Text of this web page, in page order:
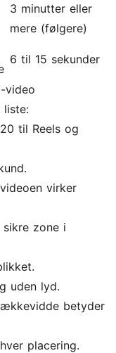
3 minutter eller
mere (følgere)
6 til 15 sekunder
video
liste:
til Reels og
virker
zone i
uden lyd.
betyder
placering.